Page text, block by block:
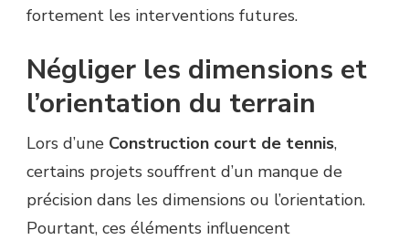
fortement les interventions futures.
Négliger les dimensions et
l’orientation du terrain
Lors d’une Construction court de tennis,
certains projets souffrent d’un manque de
précision dans les dimensions ou l’orientation.
Pourtant, ces éléments influencent